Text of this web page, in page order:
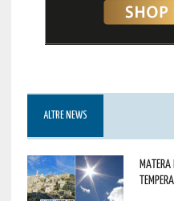
ALTRE NEWS
Matera